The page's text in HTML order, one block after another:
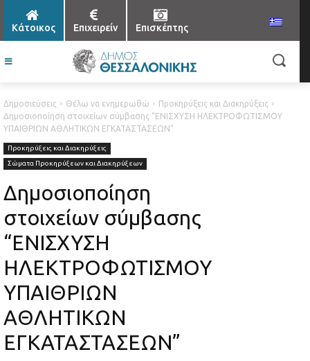
Κάτοικος Επιχειρείν Επισκέπτης
Δημοσιεύσεις Θέλω να ενημερωθώ
Προκηρύξεις και Διακηρύξεις
Δημοσιοποίηση στοιχείων σύμβασης “ΕΝΙΣΧΥΣΗ ΗΛΕΚΤΡΟΦΩΤΙΣΜΟΥ
ΥΠΑΙΘΡΙΩΝ ΑΘΛΗΤΙΚΩΝ ΕΓΚΑΤΑΣΤΑΣΕΩΝ”
Προκηρύξεις και Διακηρύξεις
Σώματα Προκηρύξεων και Διακηρύξεων
Δημοσιοποίηση
στοιχείων σύμβασης
“ΕΝΙΣΧΥΣΗ
ΗΛΕΚΤΡΟΦΩΤΙΣΜΟΥ
ΥΠΑΙΘΡΙΩΝ
ΑΘΛΗΤΙΚΩΝ
ΕΓΚΑΤΑΣΤΑΣΕΩΝ”